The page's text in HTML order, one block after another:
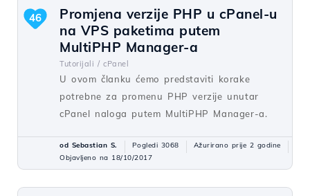
Promjena verzije PHP u cPanel-u
na VPS paketima putem
MultiPHP Manager-a
Tutorijali / cPanel
U ovom članku ćemo predstaviti korake
potrebne za promenu PHP verzije unutar
cPanel naloga putem MultiPHP Manager-a.
46
od Sebastian S. Pogledi 3068
Ažurirano prije 2 godine
Objavljeno na 18/10/2017